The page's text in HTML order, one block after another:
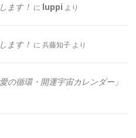
ます！ に luppi より
ます！ に 兵藤知子 より
の循環・開運宇宙カレンダー」